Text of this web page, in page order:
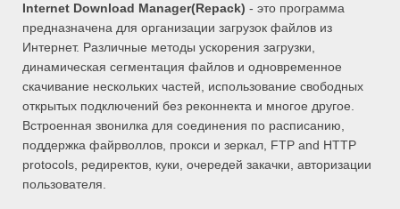
Internet Download Manager(Repack) - это программа
предназначена для организации загрузок файлов из
Интернет. Различные методы ускорения загрузки,
динамическая сегментация файлов и одновременное
скачивание нескольких частей, использование свободных
открытых подключений без реконнекта и многое другое.
Встроенная звонилка для соединения по расписанию,
поддержка файрволлов, прокси и зеркал, FTP and HTTP
protocols, редиректов, куки, очередей закачки, авторизации
пользователя.